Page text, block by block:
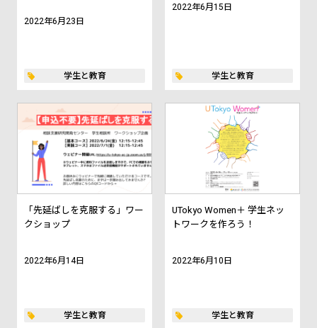
2022年6月23日
学生と教育
2022年6月15日
学生と教育
「先延ばしを克服する」ワー
クショップ
2022年6月14日
学生と教育
UTokyo Women＋ 学生ネッ
トワークを作ろう！
2022年6月10日
学生と教育